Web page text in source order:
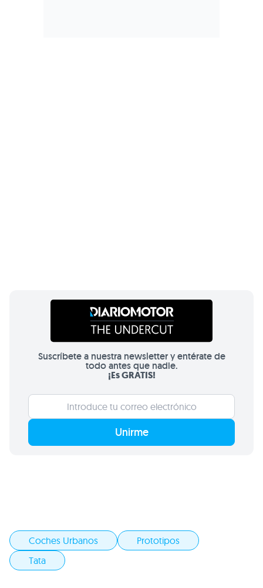
Suscríbete a nuestra newsletter y entérate de
todo antes que nadie.
¡Es GRATIS!
Unirme
Coches Urbanos
Prototipos
Tata